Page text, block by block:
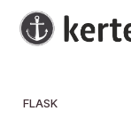
FLASK